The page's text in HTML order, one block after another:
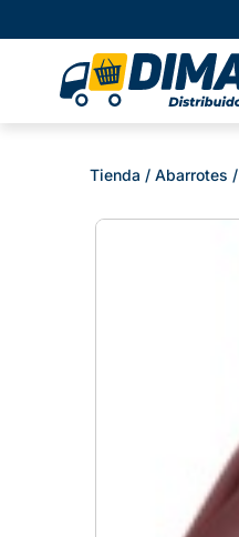
Tienda / Abarrotes /